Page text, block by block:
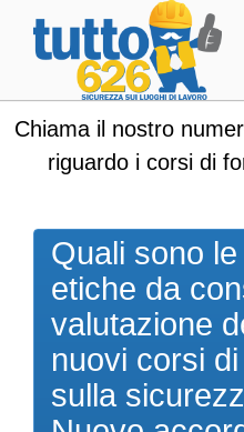
Chiama il nostro
riguardo i corsi di
Quali sono
etiche da
valutazione
nuovi corsi
sulla